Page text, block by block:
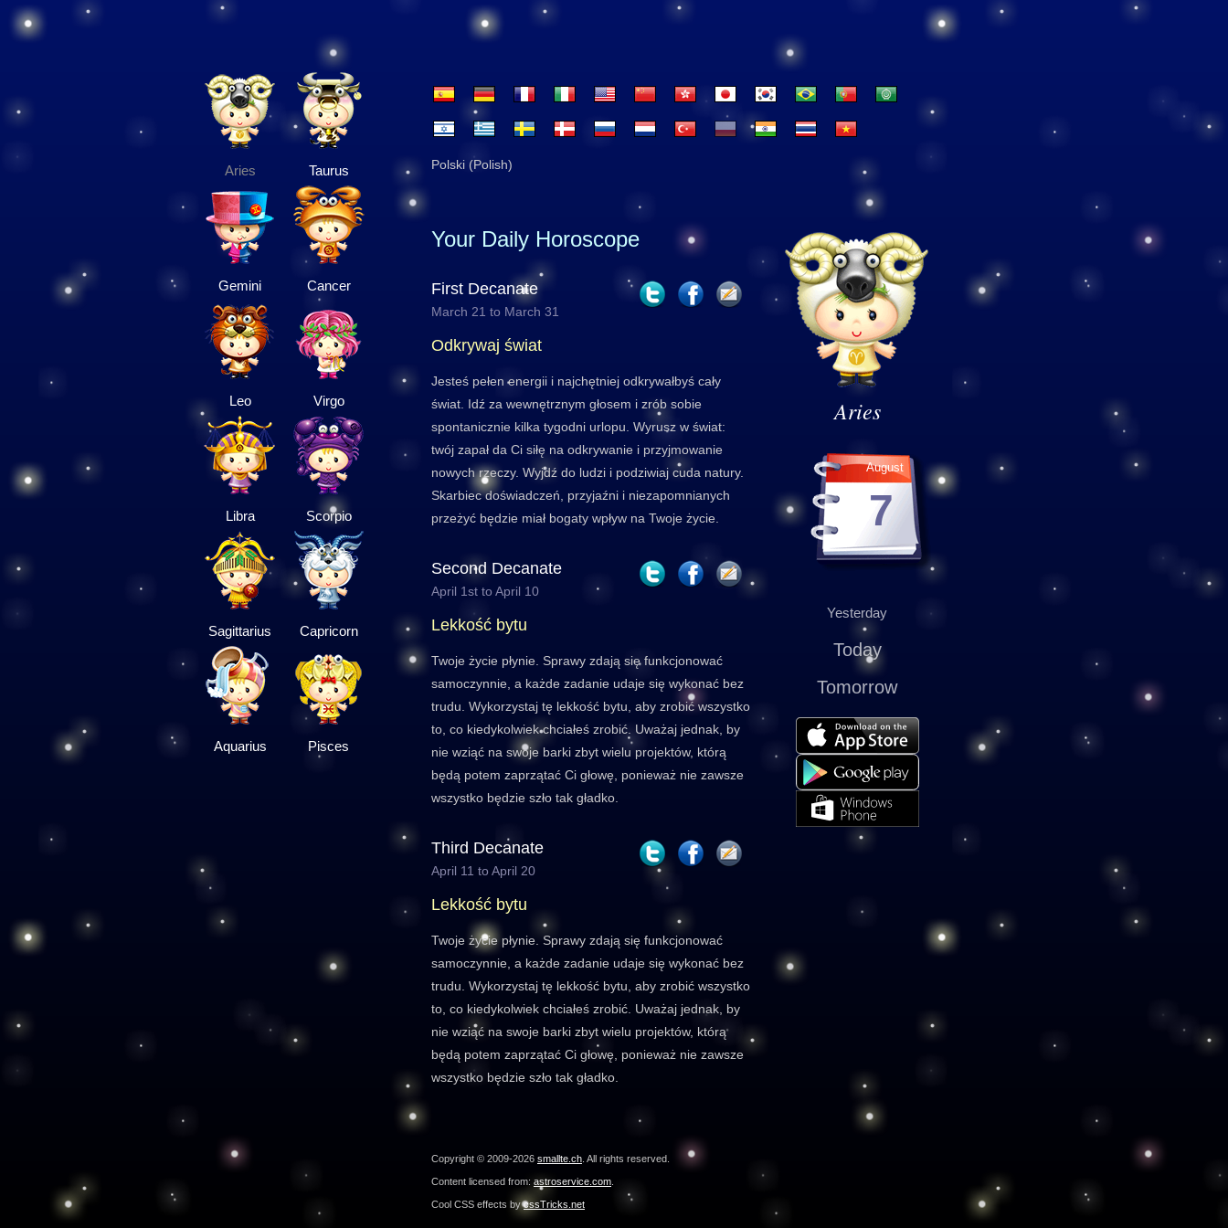
Aries Taurus
Gemini Cancer
Leo Virgo
Libra Scorpio
Sagittarius Capricorn
Aquarius Pisces
Polski (Polish)
Aries
August
7
Yesterday
Today
Tomorrow
Your Daily Horoscope
First Decanate
March 21 to March 31
Odkrywaj świat
Jesteś pełen energii i najchętniej odkrywałbyś cały
świat. Idź za wewnętrznym głosem i zrób sobie
spontanicznie kilka tygodni urlopu. Wyrusz w świat:
twój zapał da Ci siłę na odkrywanie i przyjmowanie
nowych rzeczy. Wyjdź do ludzi i podziwiaj cuda natury.
Skarbiec doświadczeń, przyjaźni i niezapomnianych
przeżyć będzie miał bogaty wpływ na Twoje życie.
Second Decanate
April 1st to April 10
Lekkość bytu
Twoje życie płynie. Sprawy zdają się funkcjonować
samoczynnie, a każde zadanie udaje się wykonać bez
trudu. Wykorzystaj tę lekkość bytu, aby zrobić wszystko
to, co kiedykolwiek chciałeś zrobić. Uważaj jednak, by
nie wziąć na swoje barki zbyt wielu projektów, którą
będą potem zaprzątać Ci głowę, ponieważ nie zawsze
wszystko będzie szło tak gładko.
Third Decanate
April 11 to April 20
Lekkość bytu
Twoje życie płynie. Sprawy zdają się funkcjonować
samoczynnie, a każde zadanie udaje się wykonać bez
trudu. Wykorzystaj tę lekkość bytu, aby zrobić wszystko
to, co kiedykolwiek chciałeś zrobić. Uważaj jednak, by
nie wziąć na swoje barki zbyt wielu projektów, którą
będą potem zaprzątać Ci głowę, ponieważ nie zawsze
wszystko będzie szło tak gładko.
Copyright © 2009-2026 smallte.ch . All rights reserved.
Content licensed from: astroservice.com
Cool CSS effects bycssTricks.net